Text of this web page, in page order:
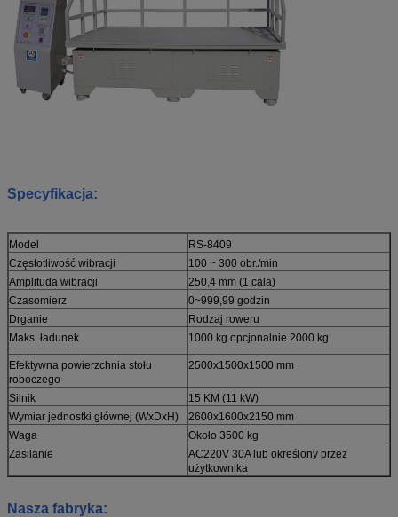
Specyfikacja:
Model
RS-8409
Częstotliwość wibracji
100 ~ 300 obr./min
Amplituda wibracji
250,4 mm (1 cala)
Czasomierz
0~999,99 godzin
Drganie
Rodzaj roweru
Maks. ładunek
1000 kg opcjonalnie 2000 kg
Efektywna powierzchnia stołu
roboczego
2500x1500x1500 mm
Silnik
15 KM (11 kW)
Wymiar jednostki głównej (WxDxH)
2600x1600x2150 mm
Waga
Około 3500 kg
Zasilanie
AC220V 30A lub określony przez
użytkownika
Nasza fabryka: